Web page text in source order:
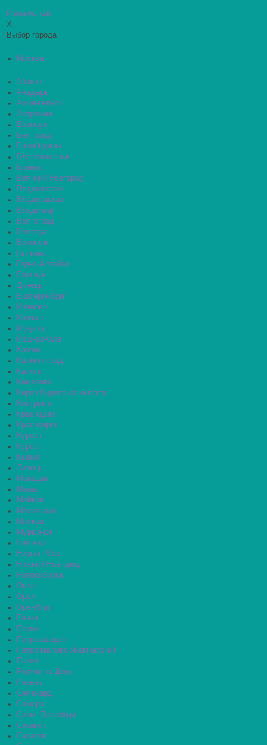
Изобильный
X
Выбор города
Москва
Абакан
Анадырь
Архангельск
Астрахань
Барнаул
Белгород
Биробиджан
Благовещенск
Брянск
Великий Новгород
Владивосток
Владикавказ
Владимир
Волгоград
Вологда
Воронеж
Гатчина
Горно-Алтайск
Грозный
Донецк
Екатеринбург
Иваново
Ижевск
Иркутск
Йошкар-Ола
Казань
Калининград
Калуга
Кемерово
Киров Кировская область
Кострома
Краснодар
Красноярск
Курган
Курск
Кызыл
Липецк
Магадан
Магас
Майкоп
Махачкала
Москва
Мурманск
Нальчик
Нарьян-Мар
Нижний Новгород
Новосибирск
Омск
Орёл
Оренбург
Пенза
Пермь
Петрозаводск
Петропавловск-Камчатский
Псков
Ростов-на-Дону
Рязань
Салехард
Самара
Санкт-Петербург
Саранск
Саратов